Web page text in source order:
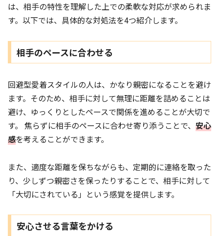
は、相手の特性を理解した上での柔軟な対応が求められま
す。以下では、具体的な対処法を4つ紹介します。
相手のペースに合わせる
回避型愛着スタイルの人は、かなり親密になることを避け
ます。そのため、相手に対して無理に距離を詰めることは
避け、ゆっくりとしたペースで関係を進めることが大切で
す。 焦らずに相手のペースに合わせ寄り添うことで、 安心
感を考えることができます。
また、適度な距離を保ちながらも、定期的に連絡を取った
り、少しずつ親密さを保ったりすることで、相手に対して
「大切にされている」という感覚を提供します。
安心させる言葉をかける